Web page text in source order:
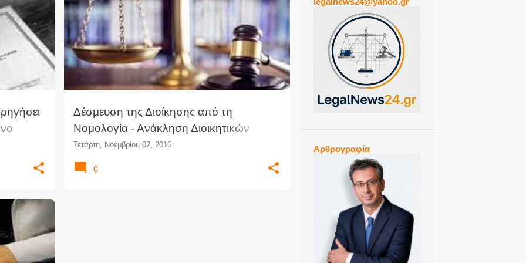
+
Δέσμευση της Διοίκησης από τη
Νομολογία - Ανάκληση Διοικητικών
Πράξεων (Γνωμοδότηση)
Τετάρτη, Νοεμβρίου 02, 2016
ΓΝΩΜΟΔΌΤΗΣΗ ΔΙΟΊΚΗΣΗ ΔΙΟΙΚΗΤΙΚΉ ΠΡΆΞΗ +1
0
Αρθρογραφία